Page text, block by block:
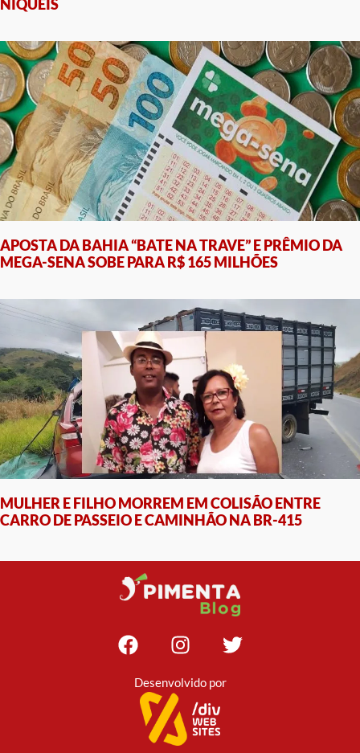
NÍQUEIS
APOSTA DA BAHIA “BATE NA TRAVE” E PRÊMIO DA
MEGA-SENA SOBE PARA R$ 165 MILHÕES
MULHER E FILHO MORREM EM COLISÃO ENTRE
CARRO DE PASSEIO E CAMINHÃO NA BR-415
Desenvolvido por